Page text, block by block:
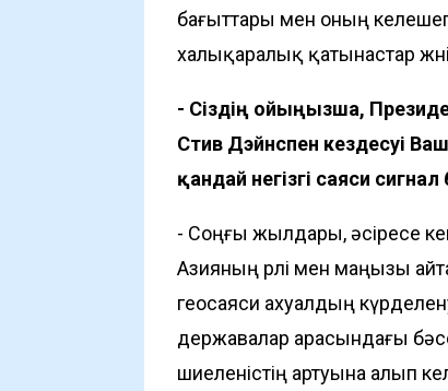
бағыттары мен оның
халықаралық қатынастар
- Сіздің ойыңызша,
Стив Дэйнспен кездесуі
қандай негізгі саяси сигнал
- Соңғы жылдары, әсіресе
Азияның рөлі мен маңызы
геосаяси ахуалдың
державалар арасындағы
шиеленістің артуына алып